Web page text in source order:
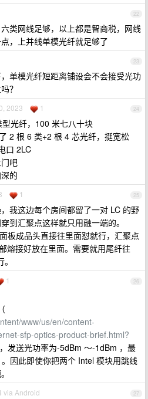
22
类网线足够，以上都是智商税，网线
，上并线单模光纤就足够了
23
单模光纤短距离铺设会不会接受光功
？
24
2023 1
光纤，100 米七八十块
2 根 6 类+2 根 4 芯光纤，挺宽松
口 2LC
吧
的
25
1
我这边每个房间都留了一对 LC 的野
到汇聚点这样就只用融一端的。
板成品头直接往里面怼就行，汇聚点
熔接好放在里面。需要就用尾纤往
26
1
www/us/en/content-
sfp-optics-product-brief.html?
发送光功率为-5dBm ～-1dBm ，最
因此即使你把两个 Intel 模块用跳线
27
via Android